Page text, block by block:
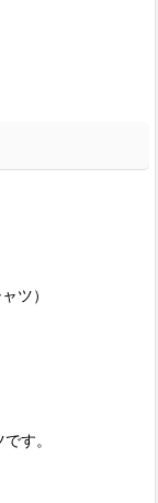
ツ）
す。